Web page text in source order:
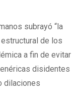
subrayó “la
de los
a fin de evitar
disidentes
dilaciones